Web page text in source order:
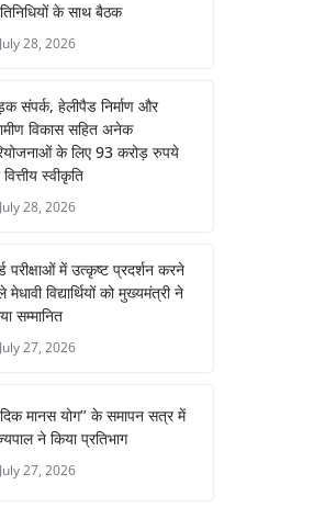
के साथ बैठक
July 28, 2026
संपर्क, हेलीपैड निर्माण और
विकास सहित अनेक
के लिए 93 करोड़ रुपये
स्वीकृति
July 28, 2026
परीक्षाओं में उत्कृष्ट प्रदर्शन करने
मेधावी विद्यार्थियों को मुख्यमंत्री ने
सम्मानित
July 27, 2026
मानस योग’’ के समापन सत्र में
ने किया प्रतिभाग
July 27, 2026